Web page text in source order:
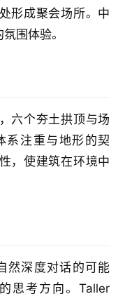
形成聚会场所。中
围体验。
六个夯土拱顶与场
系注重与地形的契
，使建筑在环境中
然深度对话的可能
思考方向。Taller